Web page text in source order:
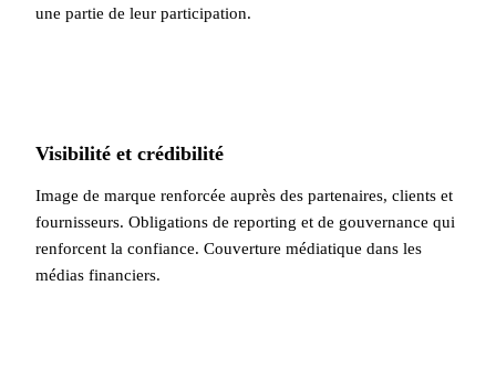
une partie de leur participation.
Visibilité et crédibilité
Image de marque renforcée auprès des partenaires, clients et
fournisseurs. Obligations de reporting et de gouvernance qui
renforcent la confiance. Couverture médiatique dans les
médias financiers.